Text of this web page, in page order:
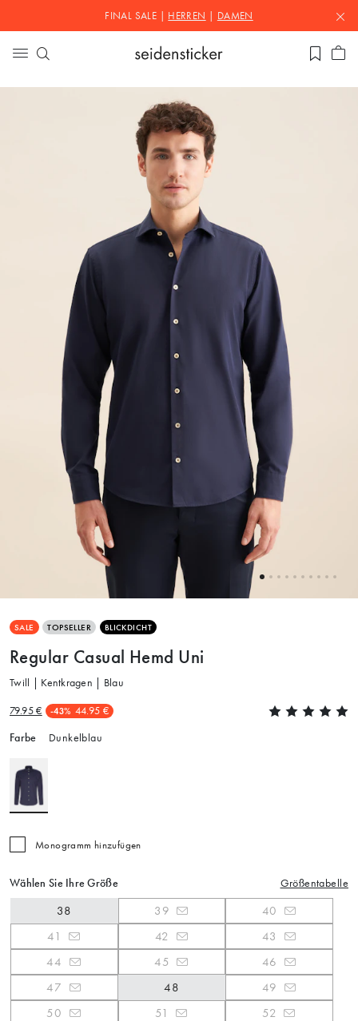
FINAL SALE | HERREN DAMEN
SALE TOPSELLER BLICKDICHT
Regular Casual Hemd Uni
Twill | Kentkragen | Blau
79.95 € -43% 44.95 €
Farbe Dunkelblau
Monogramm hinzufügen
Wählen Sie Ihre Größe Größentabelle
38 39
40
41
42
43
44
45
46
47
48
49
50
51
52